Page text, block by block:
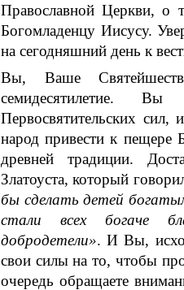
Православной Церкви, о
Богомладенцу Иисусу.
на сегодняшний день к
Вы, Ваше
семидесятилетие.
Первосвятительских
народ привести к пещере
древней традиции.
Златоуста, который
бы сделать детей
стали всех богаче
добродетели». И Вы,
свои силы на то, чтобы
очередь обращаете